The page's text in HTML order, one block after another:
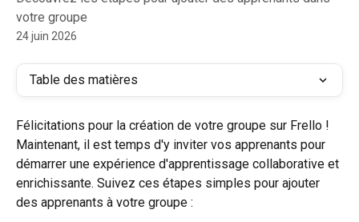
votre groupe
24 juin 2026
Table des matières
Félicitations pour la création de votre groupe sur Frello !
Maintenant, il est temps d'y inviter vos apprenants pour
démarrer une expérience d'apprentissage collaborative et
enrichissante. Suivez ces étapes simples pour ajouter
des apprenants à votre groupe :